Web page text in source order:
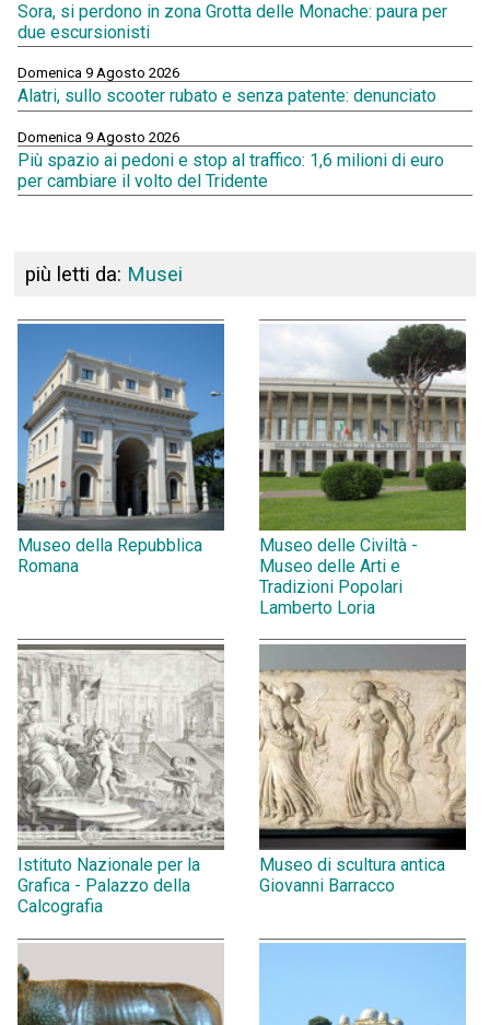
Sora, si perdono in zona Grotta delle Monache: paura per
due escursionisti
Domenica 9 Agosto 2026
Alatri, sullo scooter rubato e senza patente: denunciato
Domenica 9 Agosto 2026
Più spazio ai pedoni e stop al traffico: 1,6 milioni di euro
per cambiare il volto del Tridente
più letti da: Musei
Museo della Repubblica
Romana
Museo delle Civiltà -
Museo delle Arti e
Tradizioni Popolari
Lamberto Loria
Istituto Nazionale per la
Grafica - Palazzo della
Calcografia
Museo di scultura antica
Giovanni Barracco